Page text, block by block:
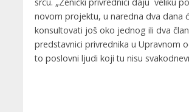
novom projektu, u naredna dva dana
konsultovati još oko jednog ili dva
predstavnici privrednika u Upravnom
to poslovni ljudi koji tu nisu